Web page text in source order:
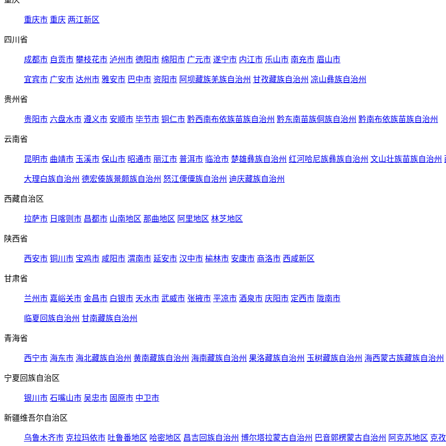
重庆市 重庆 两江新区
四川省
成都市 自贡市 攀枝花市 泸州市 德阳市 绵阳市 广元市 遂宁市 内江市 乐山市 南充市 眉山市
宜宾市 广安市 达州市 雅安市 巴中市 资阳市 阿坝藏族羌族自治州 甘孜藏族自治州 凉山彝族自治州
贵州省
贵阳市 六盘水市 遵义市 安顺市 毕节市 铜仁市 黔西南布依族苗族自治州 黔东南苗族侗族自治州 黔南布依族苗族自治州
云南省
昆明市 曲靖市 玉溪市 保山市 昭通市 丽江市 普洱市 临沧市 楚雄彝族自治州 红河哈尼族彝族自治州 文山壮族苗族自治州
大理白族自治州 德宏傣族景颇族自治州 怒江傈僳族自治州 迪庆藏族自治州
西藏自治区
拉萨市 日喀则市 昌都市 山南地区 那曲地区 阿里地区 林芝地区
陕西省
西安市 铜川市 宝鸡市 咸阳市 渭南市 延安市 汉中市 榆林市 安康市 商洛市 西咸新区
甘肃省
兰州市 嘉峪关市 金昌市 白银市 天水市 武威市 张掖市 平凉市 酒泉市 庆阳市 定西市 陇南市
临夏回族自治州 甘南藏族自治州
青海省
西宁市 海东市 海北藏族自治州 黄南藏族自治州 海南藏族自治州 果洛藏族自治州 玉树藏族自治州 海西蒙古族藏族自治州
宁夏回族自治区
银川市 石嘴山市 吴忠市 固原市 中卫市
新疆维吾尔自治区
乌鲁木齐市 克拉玛依市 吐鲁番地区 哈密地区 昌吉回族自治州 博尔塔拉蒙古自治州 巴音郭楞蒙古自治州 阿克苏地区 克